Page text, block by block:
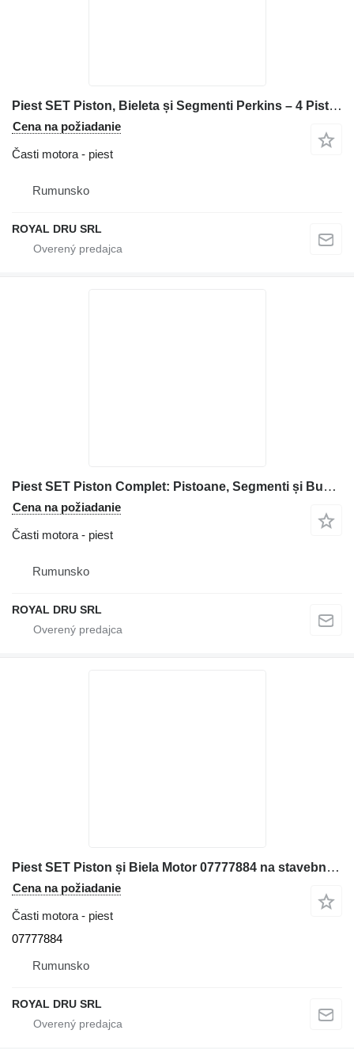
Piest SET Piston, Bieleta și Segmenti Perkins – 4 Pistoane na stavebného stroja
Cena na požiadanie
Časti motora - piest
Rumunsko
ROYAL DRU SRL
Piest SET Piston Complet: Pistoane, Segmenti și Bucșe pentru Motor na stavebného stroja Deutz
Cena na požiadanie
Časti motora - piest
Rumunsko
ROYAL DRU SRL
Piest SET Piston și Biela Motor 07777884 na stavebného stroja Perkins
Cena na požiadanie
Časti motora - piest
07777884
Rumunsko
ROYAL DRU SRL